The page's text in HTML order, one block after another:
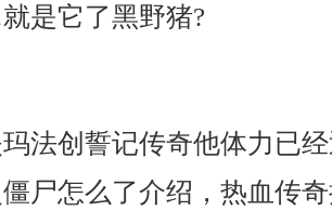
是它了黑野猪?
法创誓记传奇他体力已
尸怎么了介绍，热血传